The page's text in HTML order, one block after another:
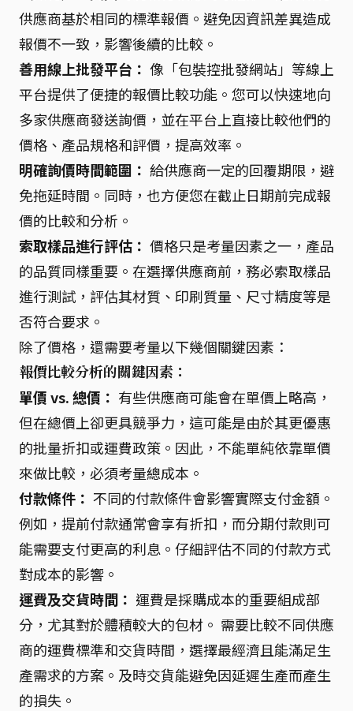
供應商基於相同的標準報價。避免因資訊差異造成
報價不一致，影響後續的比較。
善用線上批發平台： 像「包裝控批發網站」等線上
平台提供了便捷的報價比較功能。您可以快速地向
多家供應商發送詢價，並在平台上直接比較他們的
價格、產品規格和評價，提高效率。
明確詢價時間範圍： 給供應商一定的回覆期限，避
免拖延時間。同時，也方便您在截止日期前完成報
價的比較和分析。
索取樣品進行評估： 價格只是考量因素之一，產品
的品質同樣重要。在選擇供應商前，務必索取樣品
進行測試，評估其材質、印刷質量、尺寸精度等是
否符合要求。
除了價格，還需要考量以下幾個關鍵因素：
報價比較分析的關鍵因素：
單價 vs. 總價： 有些供應商可能會在單價上略高，
但在總價上卻更具競爭力，這可能是由於其更優惠
的批量折扣或運費政策。因此，不能單純依靠單價
來做比較，必須考量總成本。
付款條件： 不同的付款條件會影響實際支付金額。
例如，提前付款通常會享有折扣，而分期付款則可
能需要支付更高的利息。仔細評估不同的付款方式
對成本的影響。
運費及交貨時間： 運費是採購成本的重要組成部
分，尤其對於體積較大的包材。 需要比較不同供應
商的運費標準和交貨時間，選擇最經濟且能滿足生
產需求的方案。及時交貨能避免因延遲生產而產生
的損失。